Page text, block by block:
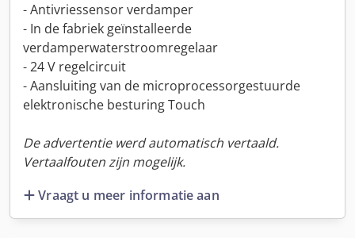
- Antivriessensor verdamper
- In de fabriek geïnstalleerde
verdamperwaterstroomregelaar
- 24 V regelcircuit
- Aansluiting van de microprocessorgestuurde
elektronische besturing Touch
De advertentie werd automatisch vertaald.
Vertaalfouten zijn mogelijk.
Vraagt u meer informatie aan